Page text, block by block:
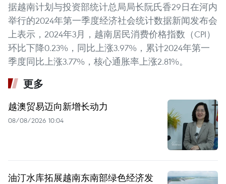
据越南计划与投资部统计总局局长阮氏香29日在河内
举行的2024年第一季度经济社会统计数据新闻发布会
上表示，2024年3月，越南居民消费价格指数（CPI）
环比下降0.23%，同比上涨3.97%，累计2024年第一
季度同比上涨3.77%，核心通胀率上涨2.81%。
更多
越澳贸易迈向新增长动力
08/08/2026 10:04
油汀水库拓展越南东南部绿色经济发